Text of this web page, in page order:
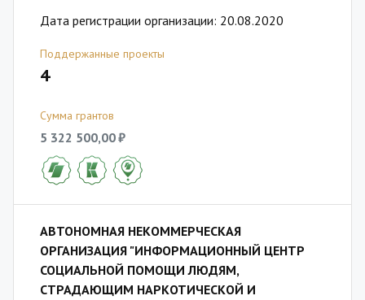
Дата регистрации организации: 20.08.2020
Поддержанные проекты
4
Сумма грантов
5 322 500,00 ₽
АВТОНОМНАЯ НЕКОММЕРЧЕСКАЯ
ОРГАНИЗАЦИЯ "ИНФОРМАЦИОННЫЙ ЦЕНТР
СОЦИАЛЬНОЙ ПОМОЩИ ЛЮДЯМ,
СТРАДАЮЩИМ НАРКОТИЧЕСКОЙ И